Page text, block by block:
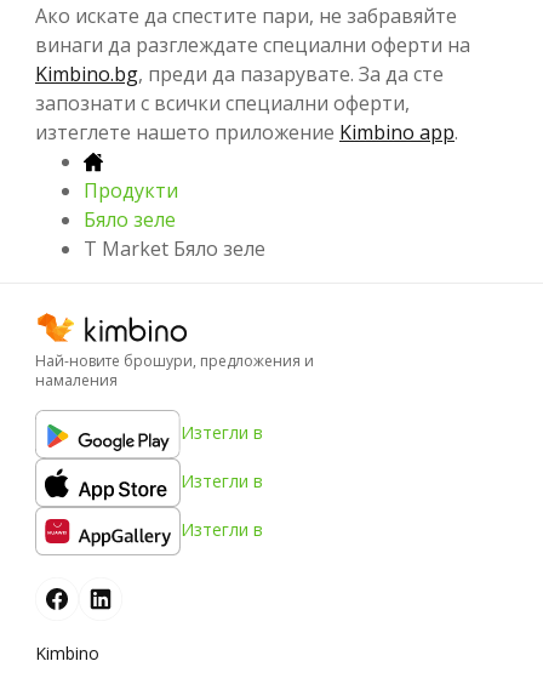
Ако искате да спестите пари, не забравяйте
винаги да разглеждате специални оферти на
Kimbino.bg, преди да пазарувате. За да сте
запознати с всички специални оферти,
изтеглете нашето приложение Kimbino app.
Продукти
Бяло зеле
T Market Бяло зеле
Най-новите брошури, предложения и
намаления
Изтегли в
Изтегли в
Изтегли в
Kimbino